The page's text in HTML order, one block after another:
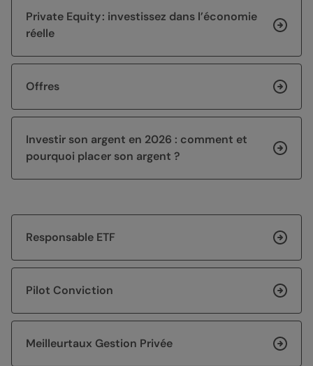
Private Equity : investissez dans l’économie
réelle
Offres
Investir son argent en 2026 : comment et
pourquoi placer son argent ?
Responsable ETF
Pilot Conviction
Meilleurtaux Gestion Privée